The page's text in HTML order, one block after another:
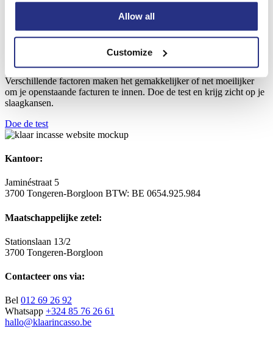
Allow all
Customize
schadebeding de commissie zijn van KLAAR Incasso, waren er
geen kosten voor onze opdrachtgever
geïnd.
Wat is de kans dat je facturen nog betaald worden?
Verschillende factoren maken het gemakkelijker of net moeilijker
om je openstaande facturen te innen. Doe de test en krijg zicht op je
slaagkansen.
Doe de test
Kantoor:
Jaminéstraat 5
3700 Tongeren-Borgloon BTW: BE 0654.925.984
Maatschappelijke zetel:
Stationslaan 13/2
3700 Tongeren-Borgloon
Contacteer ons via:
Bel 012 69 26 92
Whatsapp +324 85 76 26 61
hallo@klaarincasso.be